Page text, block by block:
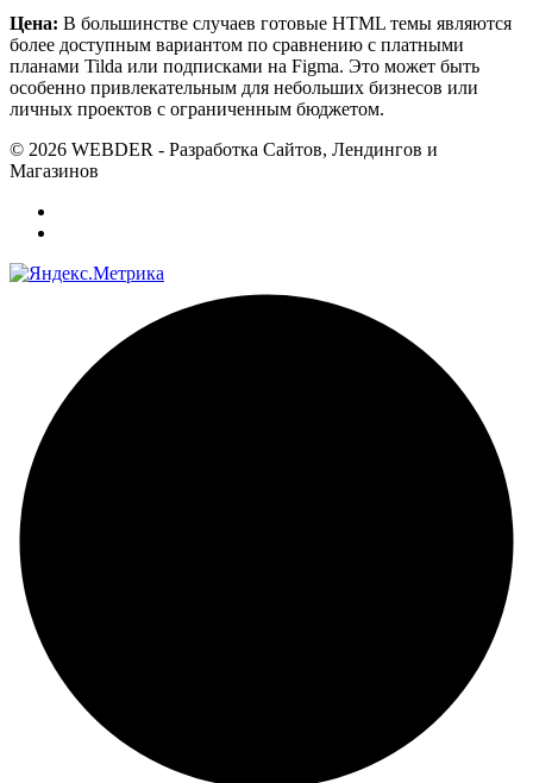
Цена: В большинстве случаев готовые HTML темы являются
более доступным вариантом по сравнению с платными
планами Tilda или подписками на Figma. Это может быть
особенно привлекательным для небольших бизнесов или
личных проектов с ограниченным бюджетом.
© 2026 WEBDER - Разработка Сайтов, Лендингов и
Магазинов